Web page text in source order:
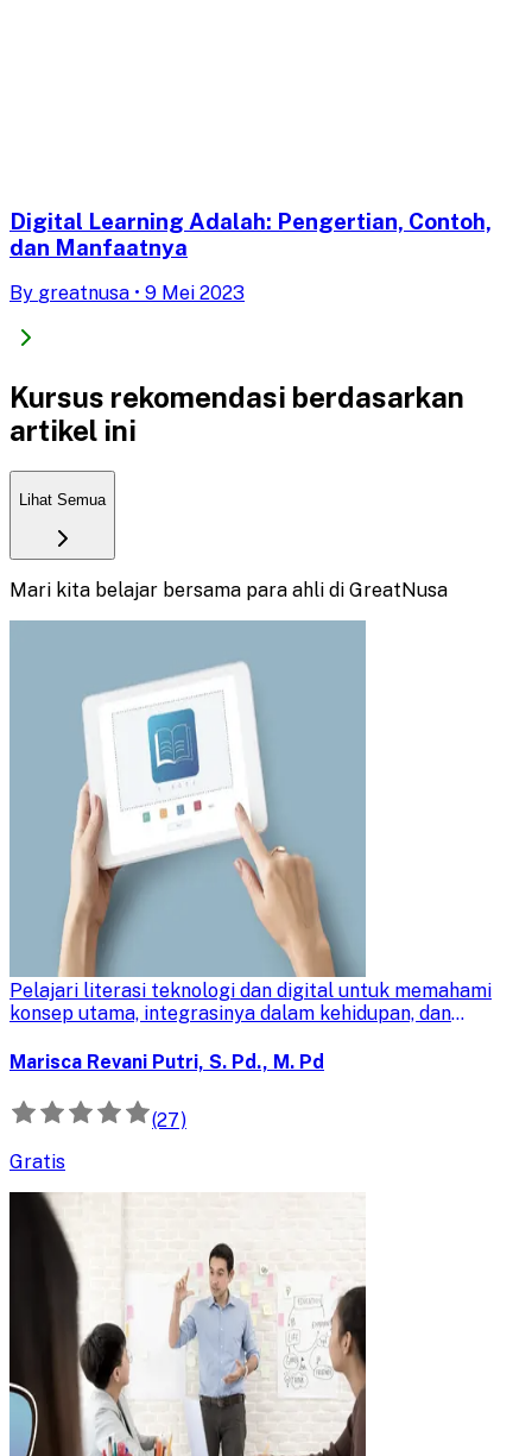
Digital Learning Adalah: Pengertian, Contoh,
dan Manfaatnya
By greatnusa • 9 Mei 2023
Kursus rekomendasi berdasarkan
artikel ini
Lihat Semua
Mari kita belajar bersama para ahli di GreatNusa
Technology Literacy
Pelajari literasi teknologi dan digital untuk memahami
konsep utama, integrasinya dalam kehidupan, dan
teknologi Anda.
Marisca Revani Putri, S. Pd., M. Pd
(27)
Gratis